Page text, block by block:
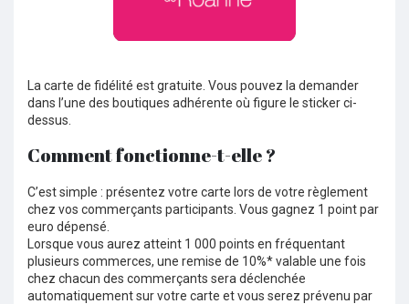
La carte de fidélité est gratuite. Vous pouvez la demander
dans l’une des boutiques adhérente où figure le sticker ci-
dessus.
Comment fonctionne-t-elle ?
C’est simple : présentez votre carte lors de votre règlement
chez vos commerçants participants. Vous gagnez 1 point par
euro dépensé.
Lorsque vous aurez atteint 1 000 points en fréquentant
plusieurs commerces, une remise de 10%* valable une fois
chez chacun des commerçants sera déclenchée
automatiquement sur votre carte et vous serez prévenu par